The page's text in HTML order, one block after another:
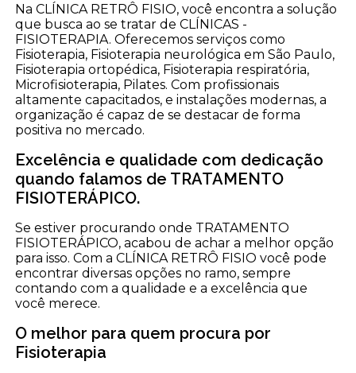
Na CLÍNICA RETRÔ FISIO, você encontra a solução
que busca ao se tratar de CLÍNICAS -
FISIOTERAPIA. Oferecemos serviços como
Fisioterapia, Fisioterapia neurológica em São Paulo,
Fisioterapia ortopédica, Fisioterapia respiratória,
Microfisioterapia, Pilates. Com profissionais
altamente capacitados, e instalações modernas, a
organização é capaz de se destacar de forma
positiva no mercado.
Excelência e qualidade com dedicação
quando falamos de TRATAMENTO
FISIOTERÁPICO.
Se estiver procurando onde TRATAMENTO
FISIOTERÁPICO, acabou de achar a melhor opção
para isso. Com a CLÍNICA RETRÔ FISIO você pode
encontrar diversas opções no ramo, sempre
contando com a qualidade e a excelência que
você merece.
O melhor para quem procura por
Fisioterapia